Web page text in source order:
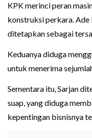
KPK merinci peran
konstruksi perkara. Ade
ditetapkan sebagai
Keduanya diduga
untuk menerima
Sementara itu, Sarjan
suap, yang diduga
kepentingan bisnisnya